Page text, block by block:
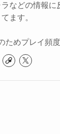
などの情報に
てます。
ためプレイ頻